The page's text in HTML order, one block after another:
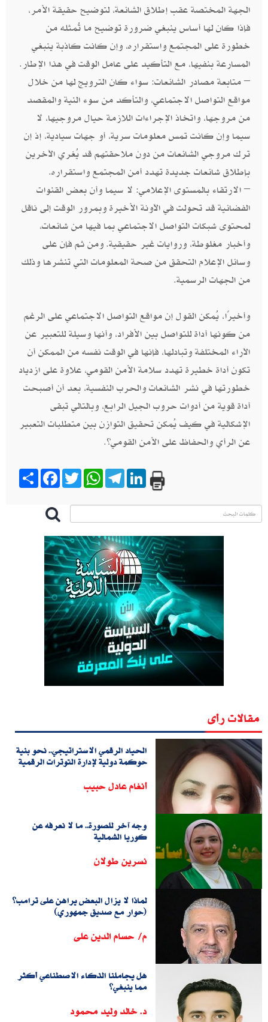
الجهة المختصة عقب إطلاق الشائعة، لتوضيح حقيقة الأمر،
فإذا كان لها أساس ينبغي ضرورة توضيح ما تُمثله من
خطورة على المجتمع واستقراره، وإن كانت كاذبة ينبغي
المسارعة بنفيها، مع التأكيد على عامل الوقت في هذا الإطار.
– متابعة مصادر الشائعات: سواء كان الترويج لها من خلال
مواقع التواصل الاجتماعي، والتأكد من سوء النية والمقصد
من مروجها، واتخاذ الإجراءات اللازمة حيال مروجيها، لا
سيما وإن كانت تمس معلومات سرية، أو جهات سيادية، إذ إن
ترك مروجي الشائعات من دون ملاحقتهم قد يُغري الآخرين
بإطلاق شائعات جديدة تهدد أمن المجتمع واستقراره.
– الارتقاء بالمستوى الإعلامي: لا سيما وأن بعض القنوات
الفضائية قد تحولت في الآونة الأخيرة وبمرور الوقت إلى ناقل
لمحتوى شبكات التواصل الاجتماعي بما فيها من شائعات،
وأخبار مغلوطة، وروايات غير حقيقية. ومن ثم فإن على
وسائل الإعلام التحقق من صحة المعلومات التي تنشرها وذلك
من الجهات الرسمية.
وأخيرًا، يُمكن القول إن مواقع التواصل الاجتماعي على الرغم
من كونها أداة للتواصل بين الأفراد، وأنها وسيلة للتعبير عن
الآراء المختلفة وتبادلها، فإنها في الوقت نفسه من الممكن أن
تكون أداة خطيرة تهدد سلامة الأمن القومي، علاوة على ازدياد
خطورتها في نشر الشائعات والحرب النفسية، بعد أن أصبحت
أداة قوية من أدوات حروب الجيل الرابع، وبالتالي تبقى
الإشكالية في كيف يُمكن تحقيق التوازن بين متطلبات التعبير
عن الرأي والحفاظ على الأمن القومي؟.
Share
FacebookTwitter
WhatsApp
Telegram
LinkedIn
مقالات رأى
الحياد الرقمي الاستراتيجي.. نحو بنية
حوكمة دولية لإدارة التوترات الرقمية
أنغام عادل حبيب
وجه آخر للصورة.. ما لا نعرفه عن
كوريا الشمالية
نسرين طولان
لماذا لا يزال البعض يراهن على ترامب؟
(حوار مع صديق جمهوري)
م/ حسام الدين على
هل يجاملنا الذكاء الاصطناعي أكثر
مما ينبغي؟
د. خالد وليد محمود